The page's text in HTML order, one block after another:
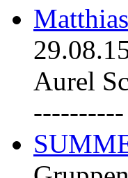
Aurel
----------